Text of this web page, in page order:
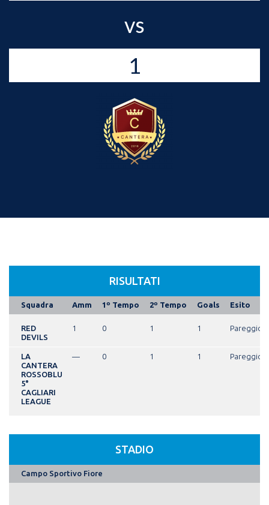
vs
1
RISULTATI
Squadra Amm 1º Tempo 2º Tempo Goals Esito
RED
DEVILS
1 0 1 1 Pareggio
LA
CANTERA
ROSSOBLU
5°
CAGLIARI
LEAGUE
— 0 1 1 Pareggio
STADIO
Campo Sportivo Fiore